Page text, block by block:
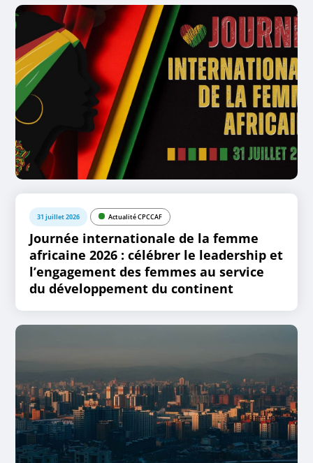
31 juillet 2026 Actualité CPCCAF
Journée internationale de la femme
africaine 2026 : célébrer le leadership et
l’engagement des femmes au service
du développement du continent